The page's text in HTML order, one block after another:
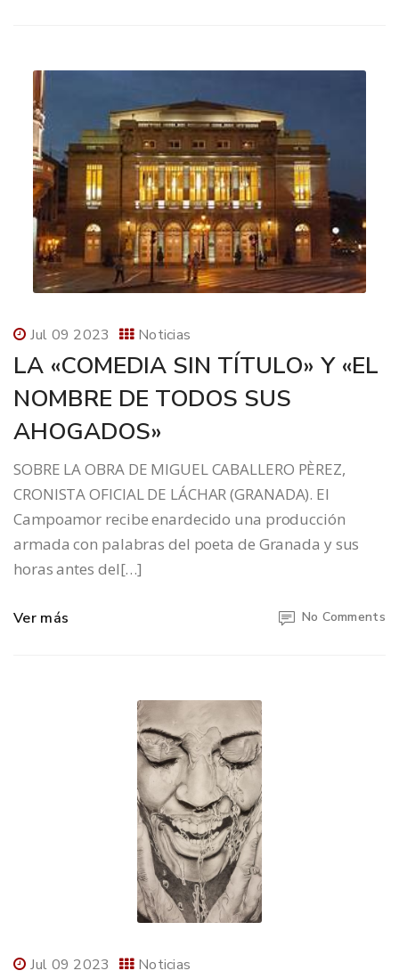
Jul 09 2023 Noticias
LA «COMEDIA SIN TÍTULO» Y «EL
NOMBRE DE TODOS SUS
AHOGADOS»
SOBRE LA OBRA DE MIGUEL CABALLERO PÈREZ,
CRONISTA OFICIAL DE LÁCHAR (GRANADA). El
Campoamor recibe enardecido una producción
armada con palabras del poeta de Granada y sus
horas antes del[…]
Ver más No Comments
Jul 09 2023 Noticias